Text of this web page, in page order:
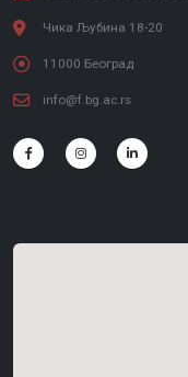
Чика Љубина 18-20
11000 Београд
info@f.bg.ac.rs